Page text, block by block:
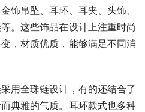
饰吊坠、耳环、耳夹、头饰、
。这些饰品在设计上注重时尚
，材质优质，能够满足不同消
用全珠链设计，有的还结合了
典雅的气质。耳环款式也多种